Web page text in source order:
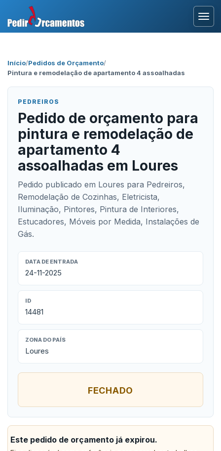
Início/Pedidos de Orçamento/
Pintura e remodelação de apartamento 4 assoalhadas
PEDREIROS
Pedido de orçamento para
pintura e remodelação de
apartamento 4
assoalhadas em Loures
Pedido publicado em Loures para Pedreiros,
Remodelação de Cozinhas, Eletricista,
Iluminação, Pintores, Pintura de Interiores,
Estucadores, Móveis por Medida, Instalações de
Gás.
DATA DE ENTRADA
24-11-2025
ID
14481
ZONA DO PAÍS
Loures
FECHADO
Este pedido de orçamento já expirou.
Área Profissional
Como Funciona?
Testemunhos